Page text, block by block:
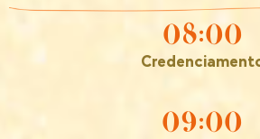
08:00
09:00